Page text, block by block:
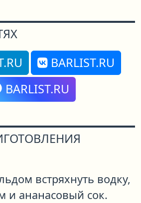
BARLIST.RU
BARLIST.RU
встряхнуть водку,
и ананасовый сок.